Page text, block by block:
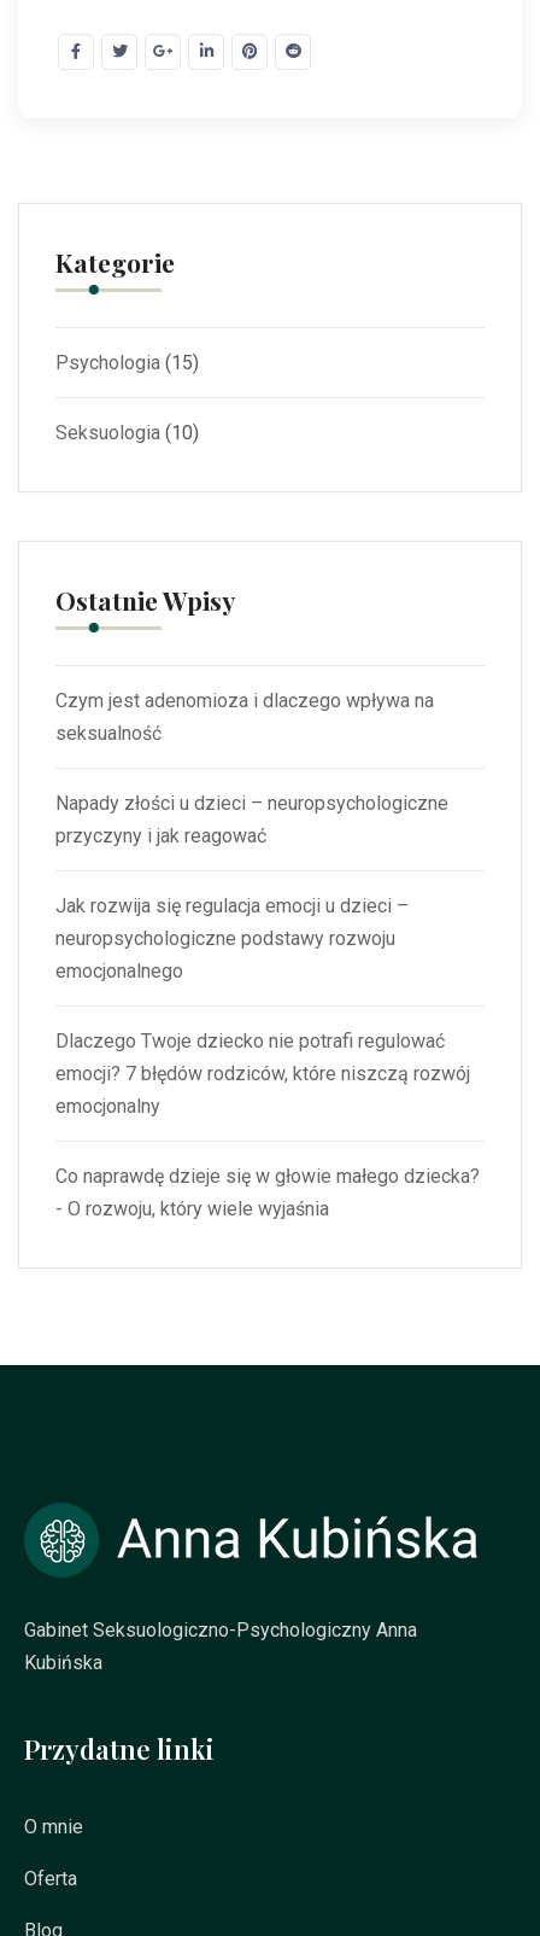
Kategorie
Psychologia (15)
Seksuologia (10)
Ostatnie Wpisy
Czym jest adenomioza i dlaczego wpływa na
seksualność
Napady złości u dzieci – neuropsychologiczne
przyczyny i jak reagować
Jak rozwija się regulacja emocji u dzieci –
neuropsychologiczne podstawy rozwoju
emocjonalnego
Dlaczego Twoje dziecko nie potrafi regulować
emocji? 7 błędów rodziców, które niszczą rozwój
emocjonalny
Co naprawdę dzieje się w głowie małego dziecka?
- O rozwoju, który wiele wyjaśnia
Gabinet Seksuologiczno-Psychologiczny Anna
Kubińska
Przydatne linki
O mnie
Oferta
Blog